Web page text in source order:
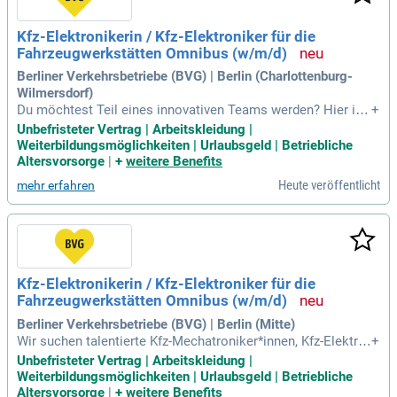
bilität der Zukunft gestaltet und für Mensch und Klima einst
eht. Bewirb dich jetzt und erlebe, wie wir gemeinsam die Ha
uptstadt nachhaltig verändern!
Kfz-Elektronikerin / Kfz-Elektroniker für die
Fahrzeugwerkstätten Omnibus (w/m/d)
Berliner Verkehrsbetriebe (BVG) | Berlin (Charlottenburg-
Wilmersdorf)
Du möchtest Teil eines innovativen Teams werden? Hier ist
deine Chance! Wir suchen engagierte Fachkräfte mit einer a
bgeschlossenen technischen Berufsausbildung, insbesonde
re Kfz-Mechatroniker*innen oder Elektroniker*innen. Kenntni
ugsystemen sind erforderlich. Biete dir eine unbefristete An
stellung in Voll- oder Teilzeit mit attraktiver Vergütung. Wer
de Teil der Mobilität von morgen in Berlin, und gestalte mit
uns eine nachhaltige Zukunft für Mensch und Klima!
+
Unbefristeter Vertrag | Arbeitskleidung |
Weiterbildungsmöglichkeiten | Urlaubsgeld | Betriebliche
Altersvorsorge
+ weitere Benefits
mehr erfahren Heute veröffentlicht
Kfz-Elektronikerin / Kfz-Elektroniker für die
Fahrzeugwerkstätten Omnibus (w/m/d)
Berliner Verkehrsbetriebe (BVG) | Berlin (Mitte)
Wir suchen talentierte Kfz-Mechatroniker*innen, Kfz-Elektrik
er*innen oder Elektroniker*innen für spannende Karrieremög
lichkeiten in Berlin. Deine technische Ausbildung und Kennt
nisse in Kraftfahrzeugtechnik sind bei uns gefragt. Wir biete
+
Unbefristeter Vertrag | Arbeitskleidung |
Weiterbildungsmöglichkeiten | Urlaubsgeld | Betriebliche
Altersvorsorge | + weitere Benefits